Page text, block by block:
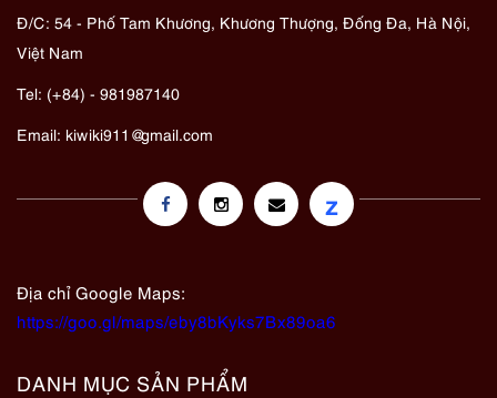
Đ/C: 54 - Phố Tam Khương, Khương Thượng, Đống Đa, Hà Nội,
Việt Nam
Tel: (+84) - 981987140
Email: kiwiki911@gmail.com
z
Địa chỉ Google Maps:
https://goo.gl/maps/eby8bKyks7Bx89oa6
DANH MỤC SẢN PHẨM